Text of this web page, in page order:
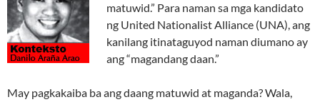
matuwid.” Para naman sa mga kandidato
ng United Nationalist Alliance (UNA), ang
kanilang itinataguyod naman diumano ay
ang “magandang daan.”
May pagkakaiba ba ang daang matuwid at maganda? Wala,